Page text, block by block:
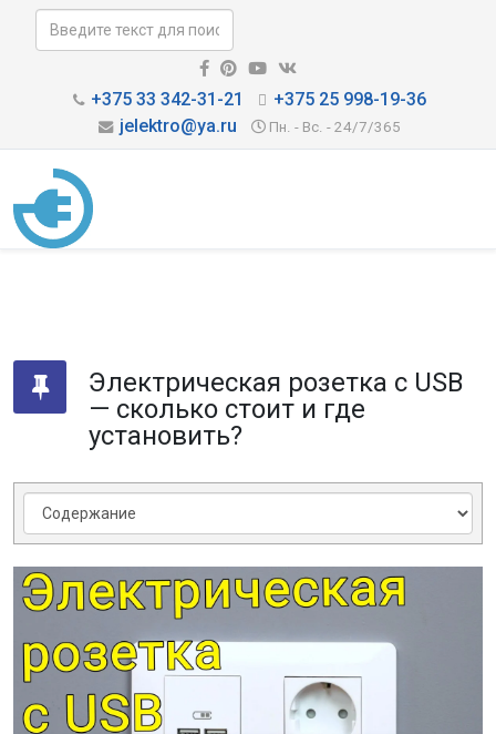
+375 33 342-31-21
+375 25 998-19-36
jelektro@ya.ru
Пн. - Вс. - 24/7/365
Электрическая розетка с USB
— сколько стоит и где
установить?